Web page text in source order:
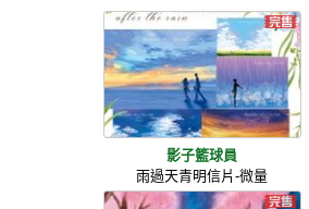
影子籃球員
雨過天青明信片-微量